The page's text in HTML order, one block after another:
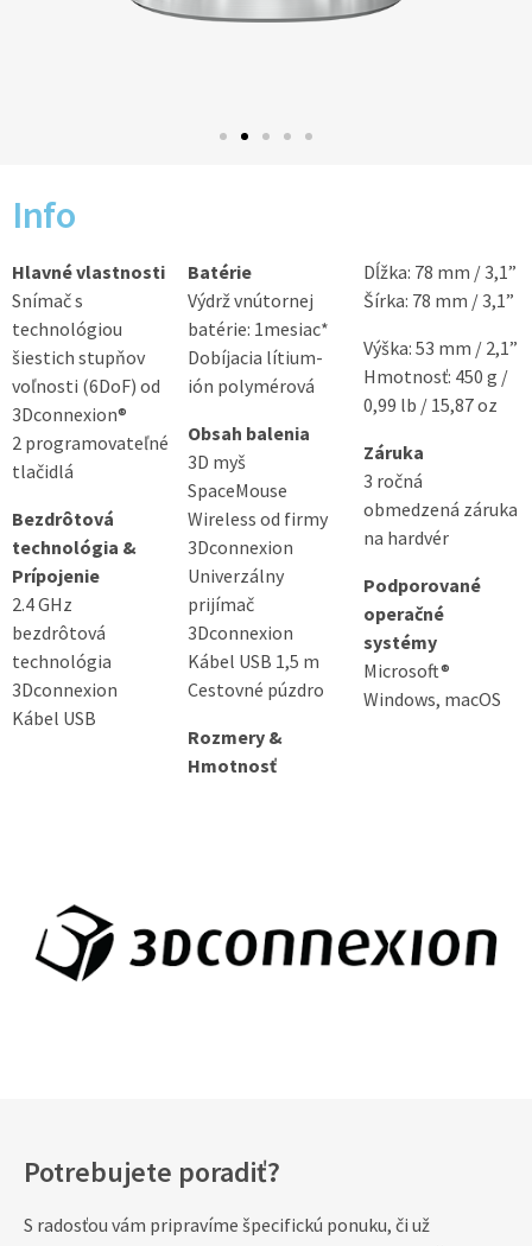
Info
Hlavné vlastnosti
Snímač s
technológiou
šiestich stupňov
voľnosti (6DoF) od
3Dconnexion®
2 programovateľné
tlačidlá
Bezdrôtová
technológia &
Prípojenie
2.4 GHz
bezdrôtová
technológia
3Dconnexion
Kábel USB
Batérie
Výdrž vnútornej
batérie: 1mesiac*
Dobíjacia lítium-
ión polymérová
Obsah balenia
3D myš
SpaceMouse
Wireless od firmy
3Dconnexion
Univerzálny
prijímač
3Dconnexion
Kábel USB 1,5 m
Cestovné púzdro
Rozmery &
Hmotnosť
Dĺžka: 78 mm / 3,1”
Šírka: 78 mm / 3,1”
Výška: 53 mm / 2,1”
Hmotnosť: 450 g /
0,99 lb / 15,87 oz
Záruka
3 ročná
obmedzená záruka
na hardvér
Podporované
operačné
systémy
Microsoft®
Windows, macOS
Potrebujete poradiť?
S radosťou vám pripravíme špecifickú ponuku, či už